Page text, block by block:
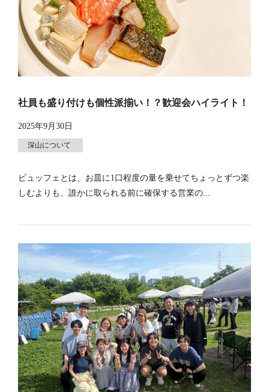
社員も盛り付けも個性派揃い！？歓迎会ハイライト！
2025年9月30日
深山について
ビュッフェとは、お皿に1口程度の量を乗せてちょっとずつ楽
しむよりも、誰かに取られる前に確保する営業の...